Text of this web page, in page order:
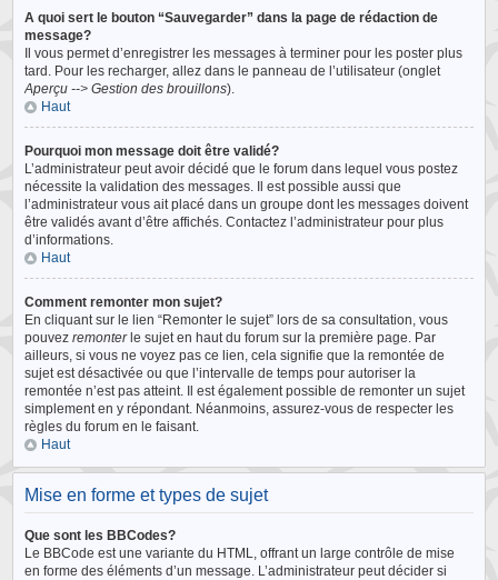
A quoi sert le bouton “Sauvegarder” dans la page de rédaction de
message?
Il vous permet d’enregistrer les messages à terminer pour les poster plus
tard. Pour les recharger, allez dans le panneau de l’utilisateur (onglet
Aperçu --> Gestion des brouillons).
Haut
Pourquoi mon message doit être validé?
L’administrateur peut avoir décidé que le forum dans lequel vous postez
nécessite la validation des messages. Il est possible aussi que
l’administrateur vous ait placé dans un groupe dont les messages doivent
être validés avant d’être affichés. Contactez l’administrateur pour plus
d’informations.
Haut
Comment remonter mon sujet?
En cliquant sur le lien “Remonter le sujet” lors de sa consultation, vous
pouvezremonterle sujet en haut du forum sur la première page. Par
ailleurs, si vous ne voyez pas ce lien, cela signifie que la remontée de
sujet est désactivée ou que l’intervalle de temps pour autoriser la
remontée n’est pas atteint. Il est également possible de remonter un sujet
simplement en y répondant. Néanmoins, assurez-vous de respecter les
règles du forum en le faisant.
Haut
Mise en forme et types de sujet
Que sont les BBCodes?
Le BBCode est une variante du HTML, offrant un large contrôle de mise
en forme des éléments d’un message. L’administrateur peut décider si